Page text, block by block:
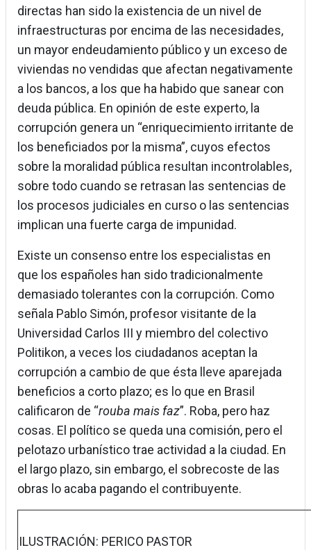
directas han sido la existencia de un nivel de
infraestructuras por encima de las necesidades,
un mayor endeudamiento público y un exceso de
viviendas no vendidas que afectan negativamente
a los bancos, a los que ha habido que sanear con
deuda pública. En opinión de este experto, la
corrupción genera un “enriquecimiento irritante de
los beneficiados por la misma”, cuyos efectos
sobre la moralidad pública resultan incontrolables,
sobre todo cuando se retrasan las sentencias de
los procesos judiciales en curso o las sentencias
implican una fuerte carga de impunidad.
Existe un consenso entre los especialistas en
que los españoles han sido tradicionalmente
demasiado tolerantes con la corrupción. Como
señala Pablo Simón, profesor visitante de la
Universidad Carlos III y miembro del colectivo
Politikon, a veces los ciudadanos aceptan la
corrupción a cambio de que ésta lleve aparejada
beneficios a corto plazo; es lo que en Brasil
calificaron de “rouba mais faz”. Roba, pero haz
cosas. El político se queda una comisión, pero el
pelotazo urbanístico trae actividad a la ciudad. En
el largo plazo, sin embargo, el sobrecoste de las
obras lo acaba pagando el contribuyente.
ILUSTRACIÓN: PERICO PASTOR